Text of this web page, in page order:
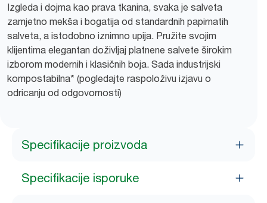
Izgleda i dojma kao prava tkanina, svaka je salveta
zamjetno mekša i bogatija od standardnih papirnatih
salveta, a istodobno iznimno upija. Pružite svojim
klijentima elegantan doživljaj platnene salvete širokim
izborom modernih i klasičnih boja. Sada industrijski
kompostabilna* (pogledajte raspoloživu izjavu o
odricanju od odgovornosti)
Specifikacije proizvoda
Specifikacije isporuke